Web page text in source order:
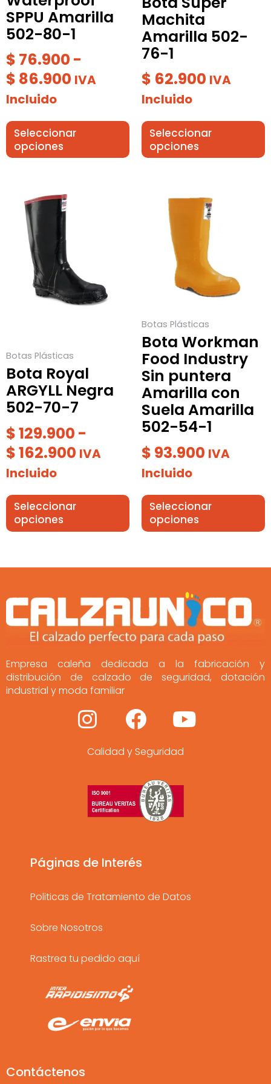
SPPU Amarilla
502-80-1
$ 76.900 -
$ 86.900 IVA
Incluido
Seleccionar
opciones
página
de
producto
Machita
Amarilla 502-
76-1
$ 62.900 IVA
Incluido
Seleccionar
opciones
página
de
producto
Botas Plásticas
Bota Royal
ARGYLL Negra
502-70-7
$129.900 -
$162.900
$ 129.900
hasta
$ 162.900
IVA
Incluido
Seleccionar
opciones
producto
tiene
múltiples
variantes.
opciones
la
página
de
producto
Botas Plásticas
Bota Workman
Food Industry
Sin puntera
Amarilla con
Suela Amarilla
502-54-1
$ 93.900 IVA
Incluido
Seleccionar
opciones
producto
múltiples
variantes.
pueden
elegir
en
la
página
de
producto
Empresa caleña dedicada a la fabricación y
distribución de calzado de seguridad, dotación
industrial y moda familiar
I
n
s
t
a
g
a
m
F
a
c
e
b
o
k
Y
o
u
t
b
Calidad y Seguridad
Páginas de Interés
Politicas de Tratamiento de Datos
Sobre Nosotros
Rastrea tu pedido aquí
Contáctenos